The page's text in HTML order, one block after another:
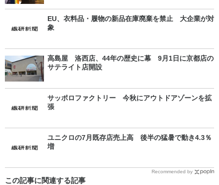
EU、衣料品・履物の新品在庫廃棄を禁止 大企業が対
象
高島屋 洛西店、44年の歴史に幕 9月1日に京都店の
サテライト店開設
サッポロファクトリー 今秋にアウトドアゾーンを拡
張
ユニクロの7月既存店売上高 後半の猛暑で動き4.3％
増
Recommended by
この記事に関連する記事